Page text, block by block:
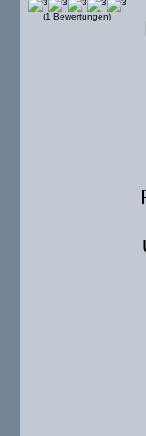
(1 Bewertungen)